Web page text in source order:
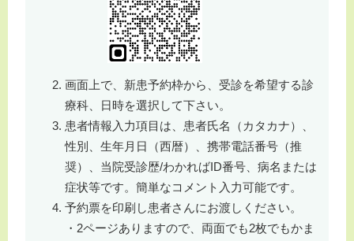
画面上で、新患予約枠から、受診を希望する診
療科、日時を選択して下さい。
患者情報入力項目は、患者氏名（カタカナ）、
性別、生年月日（西暦）、携帯電話番号（推
奨）、当院受診歴/わかればID番号、病名または
症状等です。簡単なコメント入力可能です。
予約票を印刷し患者さんにお渡しください。
・2ページありますので、両面でも2枚でもかま